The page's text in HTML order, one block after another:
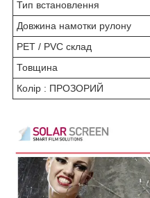
Тип встановлення
Довжина намотки рулону
PET / PVC склад
Товщина
Колір : ПРОЗОРИЙ